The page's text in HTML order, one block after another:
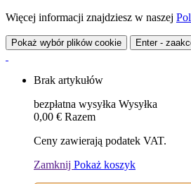
Więcej informacji znajdziesz w naszej
Pokaż wybór plików cookie Enter -
Brak artykułów
bezpłatna wysyłka Wysyłka
0,00 € Razem
Ceny zawierają podatek VAT.
Zamknij Pokaż koszyk